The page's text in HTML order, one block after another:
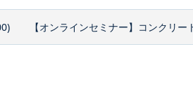
【オンラインセミナー】コンクリ